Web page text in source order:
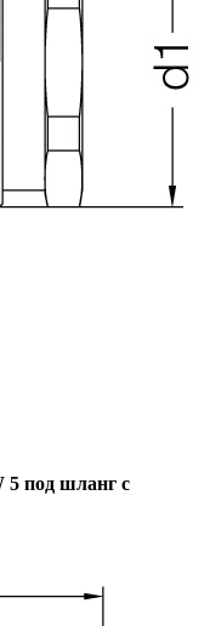
5 под шланг с